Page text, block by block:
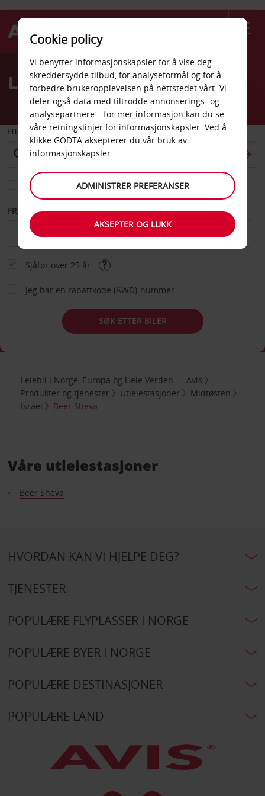
Welcome
AvisLeiebil Beer Sheva
HENT FRA
Velg et annet leveringssted
FRA DATO TIL DATO
Sjåfør over 25 år
Jeg har en rabattkode (AWD)-nummer
SØK ETTER BILER
Leiebil i Norge, Europa og Hele Verden — Avis
Produkter og tjenester
Utleiestasjoner
Midtøsten
Israel
Beer Sheva
Våre utleiestasjoner
Beer Sheva
HVORDAN KAN VI HJELPE DEG?
TJENESTER
POPULÆRE FLYPLASSER I NORGE
POPULÆRE BYER I NORGE
POPULÆRE DESTINASJONER
POPULÆRE LAND
Cookie policy
Vi benytter informasjonskapsler for å vise deg
skreddersydde tilbud, for analyseformål og for å
forbedre brukeropplevelsen på nettstedet vårt. Vi
deler også data med tiltrodde annonserings- og
analysepartnere – for mer informasjon kan du se
våre retningslinjer for informasjonskapsler. Ved å
klikke GODTA aksepterer du vår bruk av
informasjonskapsler.
ADMINISTRER PREFERANSER
AKSEPTER OG LUKK